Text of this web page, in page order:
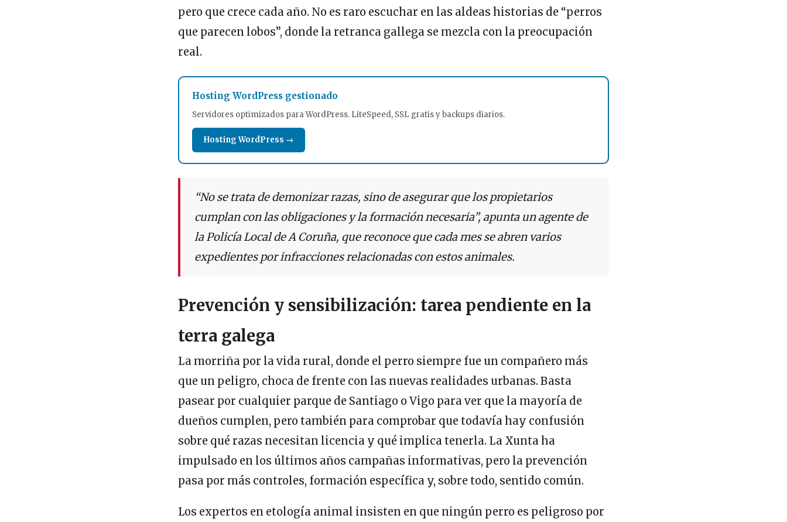
pero que crece cada año. No es raro escuchar en las aldeas historias de “perros
que parecen lobos”, donde la retranca gallega se mezcla con la preocupación
real.
Hosting WordPress gestionado
Servidores optimizados para WordPress. LiteSpeed, SSL gratis y backups diarios.
Hosting WordPress →
“No se trata de demonizar razas, sino de asegurar que los propietarios
cumplan con las obligaciones y la formación necesaria”, apunta un agente de
la Policía Local de A Coruña, que reconoce que cada mes se abren varios
expedientes por infracciones relacionadas con estos animales.
Prevención y sensibilización: tarea pendiente en la
terra galega
La morriña por la vida rural, donde el perro siempre fue un compañero más
que un peligro, choca de frente con las nuevas realidades urbanas. Basta
pasear por cualquier parque de Santiago o Vigo para ver que la mayoría de
dueños cumplen, pero también para comprobar que todavía hay confusión
sobre qué razas necesitan licencia y qué implica tenerla. La Xunta ha
impulsado en los últimos años campañas informativas, pero la prevención
pasa por más controles, formación específica y, sobre todo, sentido común.
Los expertos en etología animal insisten en que ningún perro es peligroso por